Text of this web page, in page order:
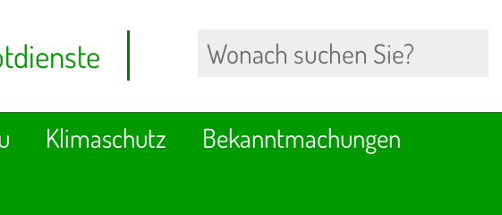
Klimaschutz
Bekanntmachungen